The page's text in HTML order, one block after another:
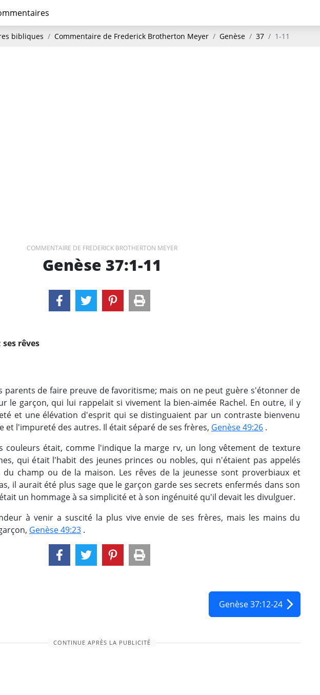
bibliques Commentaire de Frederick Brotherton Meyer Genèse 37 1-11
COMMENTAIRE DE FREDERICK BROTHERTON MEYER
Genèse 37:1-11
rêves
parents de faire preuve de favoritisme; mais on ne peut guère s'étonner de
le garçon, qui lui rappelait si vivement la bien-aimée Rachel. En outre, il y
et une élévation d'esprit qui se distinguaient par un contraste bienvenu
et l'impureté des autres. Il était séparé de ses frères, Genèse 49:26 .
couleurs était, comme l'indique la marge rv, un long vêtement de texture
qui était l'habit des jeunes princes ou nobles, qui n'étaient pas appelés
du champ ou de la maison. Les rêves de la jeunesse sont proverbiaux et
il aurait été plus sage que le garçon garde ses secrets enfermés dans son
un hommage à sa simplicité et à son ingénuité qu'il devait les divulguer.
à venir a suscité la plus vive envie de ses frères, mais les mains du
Genèse 49:23 .
Genèse 37:12-24
CONTINUE APRÈS LA PUBLICITÉ